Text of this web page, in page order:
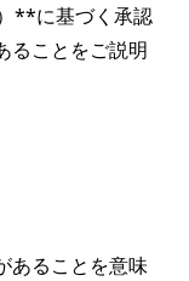
**に基づく承認
ることをご説明
あることを意味